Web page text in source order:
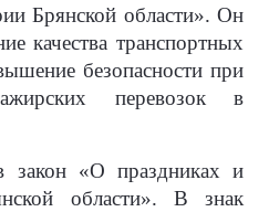
Брянской области». Он
качества транспортных
безопасности при
перевозок в
закон «О праздниках и
области». В знак